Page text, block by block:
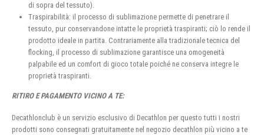
di sopra del tessuto).
Traspirabilità: il processo di sublimazione permette di penetrare il
tessuto, pur conservandone intatte le proprietà traspiranti; ciò lo rende il
prodotto ideale in partita. Contrariamente alla tradizionale tecnica del
flocking, il processo di sublimazione garantisce una omogeneità
palpabile ed un comfort di gioco totale poiché ne conserva integre le
proprietà traspiranti.
RITIRO E PAGAMENTO VICINO A TE:
Decathlonclub è un servizio esclusivo di Decathlon per questo tutti i nostri
prodotti sono consegnati gratuitamente nel negozio decathlon più vicino a te